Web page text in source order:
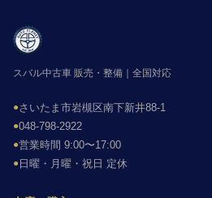
スバル中古車 販売・整備｜全国対応
●さいたま市岩槻区南下新井88-1
●048-798-2922
●営業時間 9:00〜17:00
●日曜・月曜・祝日 定休